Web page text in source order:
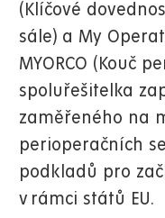
(Klíčové
sále) a My
MYORCO (Kouč
spoluřešitelka
zaměřeného na
perioperačních
podkladů pro
v rámci států EU.